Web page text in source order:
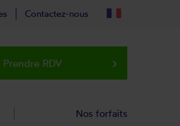
Contactez-nous
Prendre RDV keyboard_arrow_right
Nos forfaits